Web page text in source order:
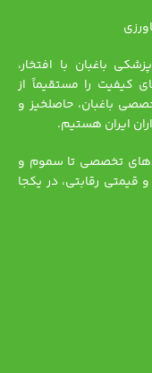
باغبان با افتخار،
کیفیت را مستقیماً از
باغبان، حاصلخیز و
ایران هستیم.
تخصصی تا سموم و
قیمتی رقابتی، در یکجا